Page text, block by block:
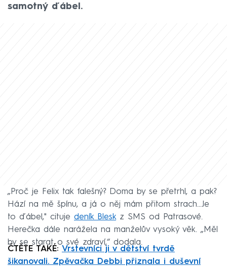
samotný ďábel.
„Proč je Felix tak falešný? Doma by se přetrhl, a pak?
Hází na mě špínu, a já o něj mám přitom strach...Je
to ďábel," cituje deník Bleskz SMS od Patrasové.
Herečka dále narážela na manželův vysoký věk. „Měl
by se starat o své zdraví,“ dodala.
ČTĚTE TAKÉ: Vrstevníci ji v dětství tvrdě
šikanovali. Zpěvačka Debbi přiznala i duševní